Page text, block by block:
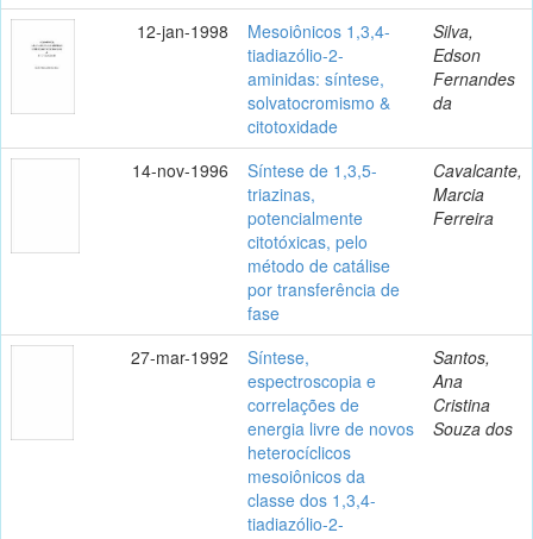
12-jan-1998
Mesoiônicos 1,3,4-
tiadiazólio-2-
aminidas: síntese,
solvatocromismo &
citotoxidade
Silva,
Edson
Fernandes
da
14-nov-1996
Síntese de 1,3,5-
triazinas,
potencialmente
citotóxicas, pelo
método de catálise
por transferência de
fase
Cavalcante,
Marcia
Ferreira
27-mar-1992
Síntese,
espectroscopia e
correlações de
energia livre de novos
heterocíclicos
mesoiônicos da
classe dos 1,3,4-
tiadiazólio-2-
Santos,
Ana
Cristina
Souza dos